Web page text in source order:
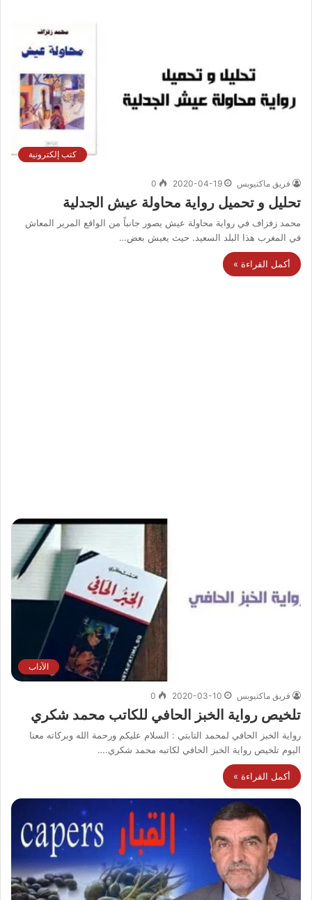
كتب إلكترونية
فريق ماكتيوبس 2020-04-19
0
تحليل و تحميل رواية محاولة عيش الجدلية
محمد زفزاف في رواية محاولة عيش يصور جانباً من الواقع المرير المعاش
في المغرب هذا البلد السعيد. حيث يعيش بعض…
أكمل القراءة »
الآداب
فريق ماكتيوبس 2020-03-10
0
تلخيص رواية الخبز الحافي للكاتب محمد شكري
رواية الخبز الحافي لمحمد التابتي : السلام عليكم ورحمة الله وبركاته معنا
اليوم تلخيص رواية الخبز الحافي لكاتبه محمد شكري.…
أكمل القراءة »